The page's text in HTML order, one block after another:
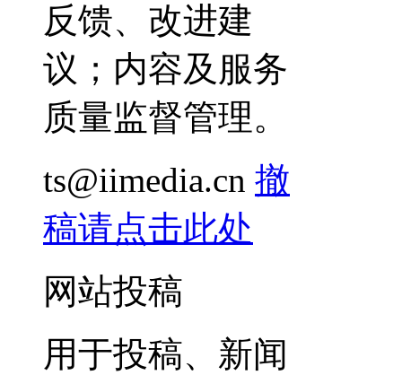
反馈、改进建
议；内容及服务
质量监督管理。
ts@iimedia.cn 撤
稿请点击此处
网站投稿
用于投稿、新闻